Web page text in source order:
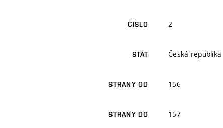
ČÍSLO 2
STÁT Česká republika
STRANY OD 156
STRANY DO 157